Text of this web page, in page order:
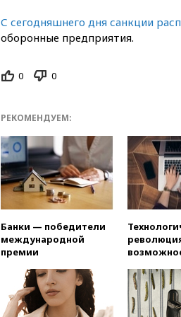
С сегодняшнего дня санкции
оборонные предприятия.
0 0
РЕКОМЕНДУЕМ:
Банки — победители
международной
премии